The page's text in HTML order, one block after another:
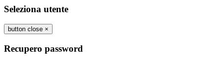
Seleziona utente
button close ×
Recupero password